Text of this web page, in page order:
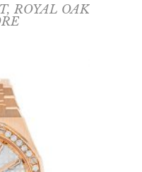
, ROYAL OAK